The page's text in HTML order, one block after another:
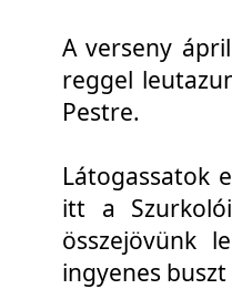
A verseny
reggel
Pestre.
Látogassatok
itt a
összejövünk
ingyenes